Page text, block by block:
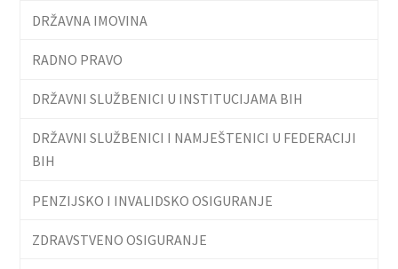
DRŽAVNA IMOVINA
RADNO PRAVO
DRŽAVNI SLUŽBENICI U INSTITUCIJAMA BIH
DRŽAVNI SLUŽBENICI I NAMJEŠTENICI U FEDERACIJI
BIH
PENZIJSKO I INVALIDSKO OSIGURANJE
ZDRAVSTVENO OSIGURANJE